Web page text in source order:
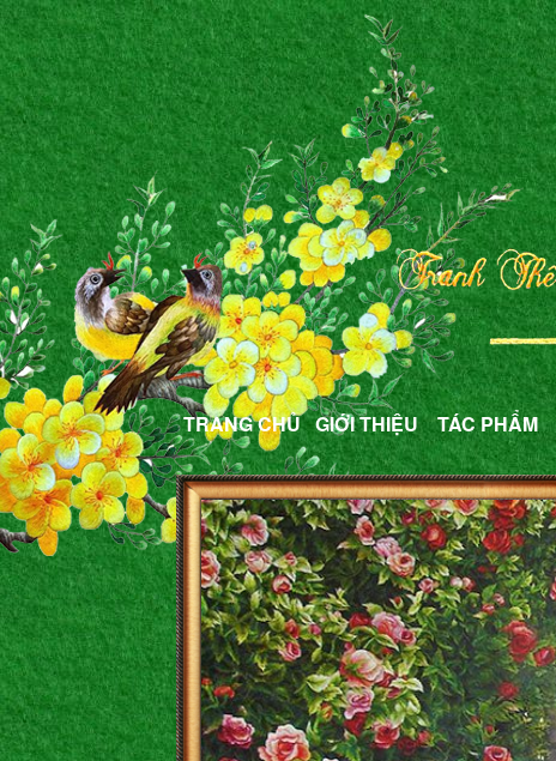
TRANG CHỦ GIỚI THIỆU TÁC PHẨM